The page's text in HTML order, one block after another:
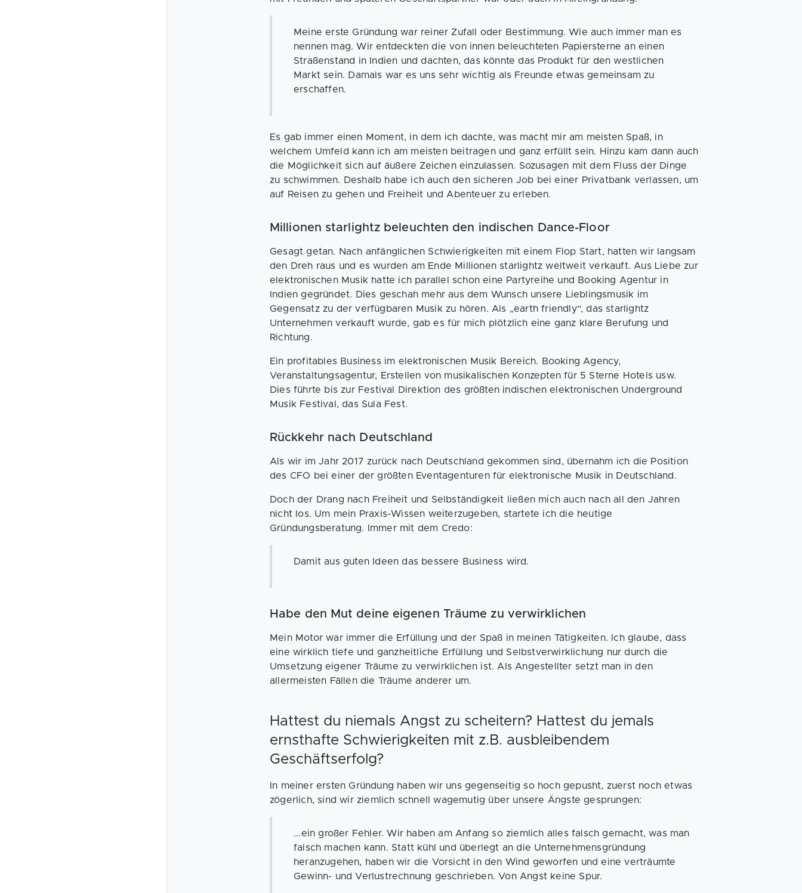
Meine erste Gründung war reiner Zufall oder Bestimmung. Wie auch immer man es
nennen mag. Wir entdeckten die von innen beleuchteten Papiersterne an einen
Straßenstand in Indien und dachten, das könnte das Produkt für den westlichen
Markt sein. Damals war es uns sehr wichtig als Freunde etwas gemeinsam zu
erschaffen.
Es gab immer einen Moment, in dem ich dachte, was macht mir am meisten Spaß, in
welchem Umfeld kann ich am meisten beitragen und ganz erfüllt sein. Hinzu kam dann auch
die Möglichkeit sich auf äußere Zeichen einzulassen. Sozusagen mit dem Fluss der Dinge
zu schwimmen. Deshalb habe ich auch den sicheren Job bei einer Privatbank verlassen, um
auf Reisen zu gehen und Freiheit und Abenteuer zu erleben.
Millionen starlightz beleuchten den indischen Dance-Floor
Gesagt getan. Nach anfänglichen Schwierigkeiten mit einem Flop Start, hatten wir langsam
den Dreh raus und es wurden am Ende Millionen starlightz weltweit verkauft. Aus Liebe zur
elektronischen Musik hatte ich parallel schon eine Partyreihe und Booking Agentur in
Indien gegründet. Dies geschah mehr aus dem Wunsch unsere Lieblingsmusik im
Gegensatz zu der verfügbaren Musik zu hören. Als „earth friendly“, das starlightz
Unternehmen verkauft wurde, gab es für mich plötzlich eine ganz klare Berufung und
Richtung.
Ein profitables Business im elektronischen Musik Bereich. Booking Agency,
Veranstaltungsagentur, Erstellen von musikalischen Konzepten für 5 Sterne Hotels usw.
Dies führte bis zur Festival Direktion des größten indischen elektronischen Underground
Musik Festival, das Sula Fest.
Rückkehr nach Deutschland
Als wir im Jahr 2017 zurück nach Deutschland gekommen sind, übernahm ich die Position
des CFO bei einer der größten Eventagenturen für elektronische Musik in Deutschland.
Doch der Drang nach Freiheit und Selbständigkeit ließen mich auch nach all den Jahren
nicht los. Um mein Praxis-Wissen weiterzugeben, startete ich die heutige
Gründungsberatung. Immer mit dem Credo:
Damit aus guten Ideen das bessere Business wird.
Habe den Mut deine eigenen Träume zu verwirklichen
Mein Motor war immer die Erfüllung und der Spaß in meinen Tätigkeiten. Ich glaube, dass
eine wirklich tiefe und ganzheitliche Erfüllung und Selbstverwirklichung nur durch die
Umsetzung eigener Träume zu verwirklichen ist. Als Angestellter setzt man in den
allermeisten Fällen die Träume anderer um.
Hattest du niemals Angst zu scheitern? Hattest du jemals
ernsthafte Schwierigkeiten mit z.B. ausbleibendem
Geschäftserfolg?
In meiner ersten Gründung haben wir uns gegenseitig so hoch gepusht, zuerst noch etwas
zögerlich, sind wir ziemlich schnell wagemutig über unsere Ängste gesprungen:
...ein großer Fehler. Wir haben am Anfang so ziemlich alles falsch gemacht, was man
falsch machen kann. Statt kühl und überlegt an die Unternehmensgründung
heranzugehen, haben wir die Vorsicht in den Wind geworfen und eine verträumte
Gewinn- und Verlustrechnung geschrieben. Von Angst keine Spur.